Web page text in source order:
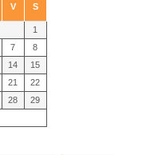
V S
1
7
8
14
15
21
22
28
29